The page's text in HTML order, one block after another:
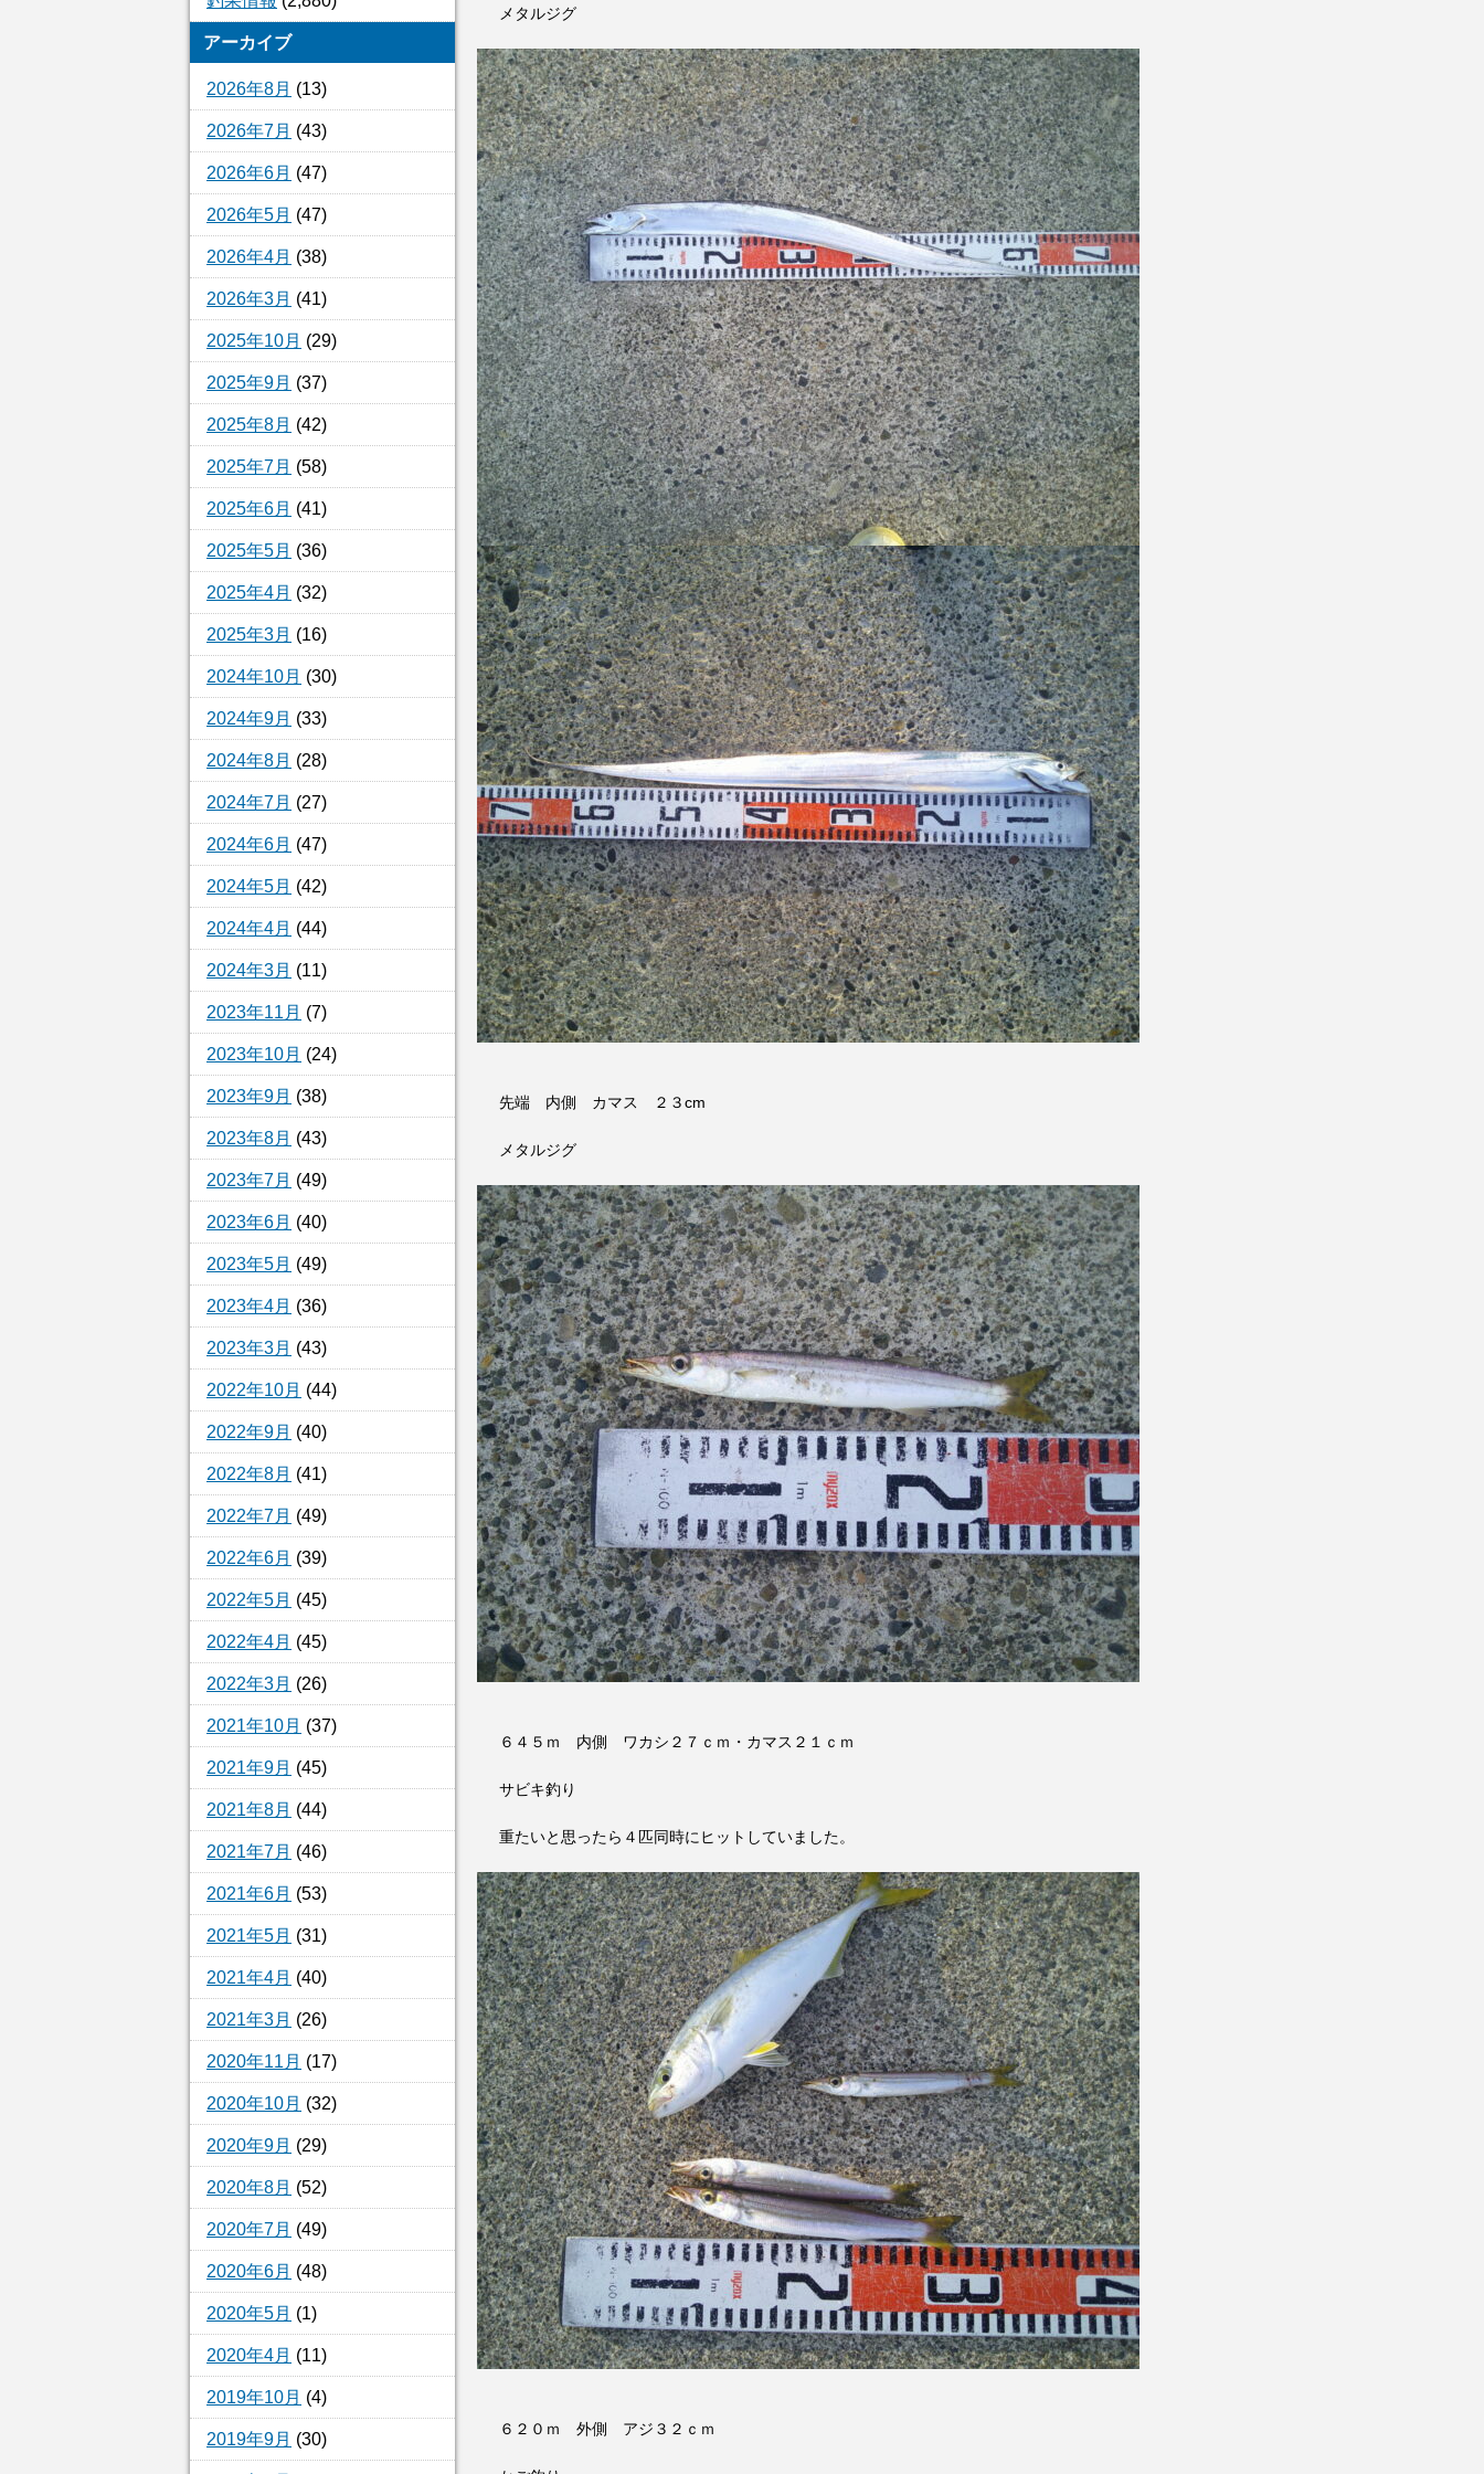
アーカイブ
2026年8月 (13)
2026年7月 (43)
2026年6月 (47)
2026年5月 (47)
2026年4月 (38)
2026年3月 (41)
2025年10月 (29)
2025年9月 (37)
2025年8月 (42)
2025年7月 (58)
2025年6月 (41)
2025年5月 (36)
2025年4月 (32)
2025年3月 (16)
2024年10月 (30)
2024年9月 (33)
2024年8月 (28)
2024年7月 (27)
2024年6月 (47)
2024年5月 (42)
2024年4月 (44)
2024年3月 (11)
2023年11月 (7)
2023年10月 (24)
2023年9月 (38)
2023年8月 (43)
2023年7月 (49)
2023年6月 (40)
2023年5月 (49)
2023年4月 (36)
2023年3月 (43)
2022年10月 (44)
2022年9月 (40)
2022年8月 (41)
2022年7月 (49)
2022年6月 (39)
2022年5月 (45)
2022年4月 (45)
2022年3月 (26)
2021年10月 (37)
2021年9月 (45)
2021年8月 (44)
2021年7月 (46)
2021年6月 (53)
2021年5月 (31)
2021年4月 (40)
2021年3月 (26)
2020年11月 (17)
2020年10月 (32)
2020年9月 (29)
2020年8月 (52)
2020年7月 (49)
2020年6月 (48)
2020年5月 (1)
2020年4月 (11)
2019年10月 (4)
2019年9月 (30)
メタルジグ
先端 内側 カマス ２３cm
メタルジグ
６４５ｍ 内側 ワカシ２７ｃｍ・カマス２１ｃｍ
サビキ釣り
重たいと思ったら４匹同時にヒットしていました。
６２０ｍ 外側 アジ３２ｃｍ